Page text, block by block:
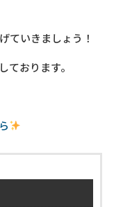
ていきましょう！
ております。